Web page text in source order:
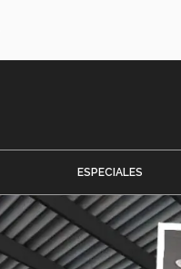
ESPECIALES